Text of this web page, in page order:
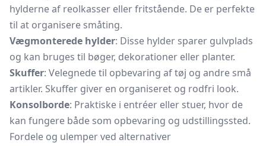
hylderne af reolkasser eller fritstående. De er perfekte
til at organisere småting.
Vægmonterede hylder: Disse hylder sparer gulvplads
og kan bruges til bøger, dekorationer eller planter.
Skuffer: Velegnede til opbevaring af tøj og andre små
artikler. Skuffer giver en organiseret og rodfri look.
Konsolborde: Praktiske i entréer eller stuer, hvor de
kan fungere både som opbevaring og udstillingssted.
Fordele og ulemper ved alternativer